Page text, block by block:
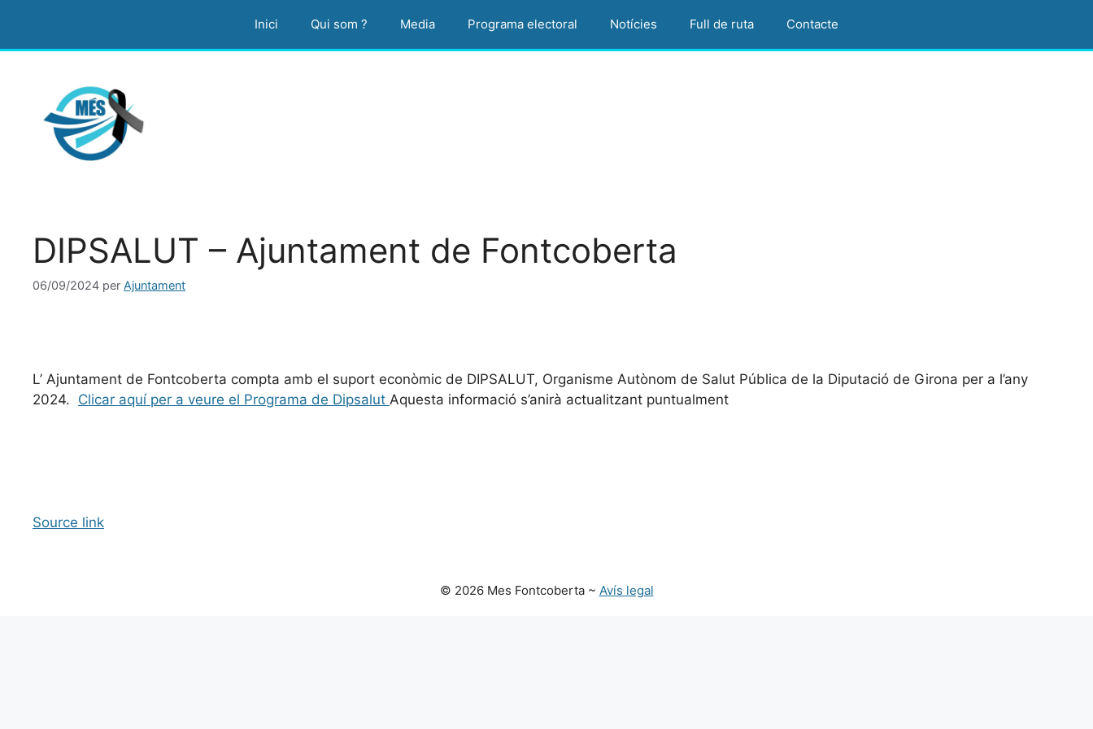
contingut
Inici Qui som ? Media Programa electoral Notícies Full de ruta Contacte
DIPSALUT – Ajuntament de Fontcoberta
06/09/2024 per Ajuntament
L’ Ajuntament de Fontcoberta compta amb el suport econòmic de DIPSALUT, Organisme Autònom de Salut Pública de la Diputació de Girona per a l’any
2024. Clicar aquí per a veure el Programa de Dipsalut Aquesta informació s’anirà actualitzant puntualment
Source link
© 2026 Mes Fontcoberta ~ Avís legal